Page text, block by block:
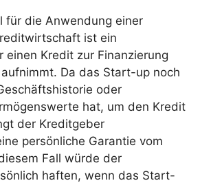
für die Anwendung einer
ist ein
einen Kredit zur Finanzierung
Da das Start-up noch
oder
hat, um den Kredit
der Kreditgeber
persönliche Garantie vom
Fall würde der
haften, wenn das Start-